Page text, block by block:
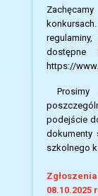
dostępne
https://
podejście
dokumenty
szkolnego
08.10.2025